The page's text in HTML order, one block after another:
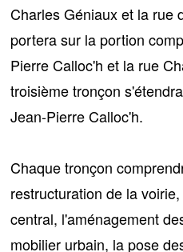
Charles Géniaux et la rue
portera sur la portion
Pierre Calloc'h et la rue
troisième tronçon
Jean-Pierre Calloc'h.
Chaque tronçon
restructuration de la voirie
central, l'aménagement
mobilier urbain, la pose